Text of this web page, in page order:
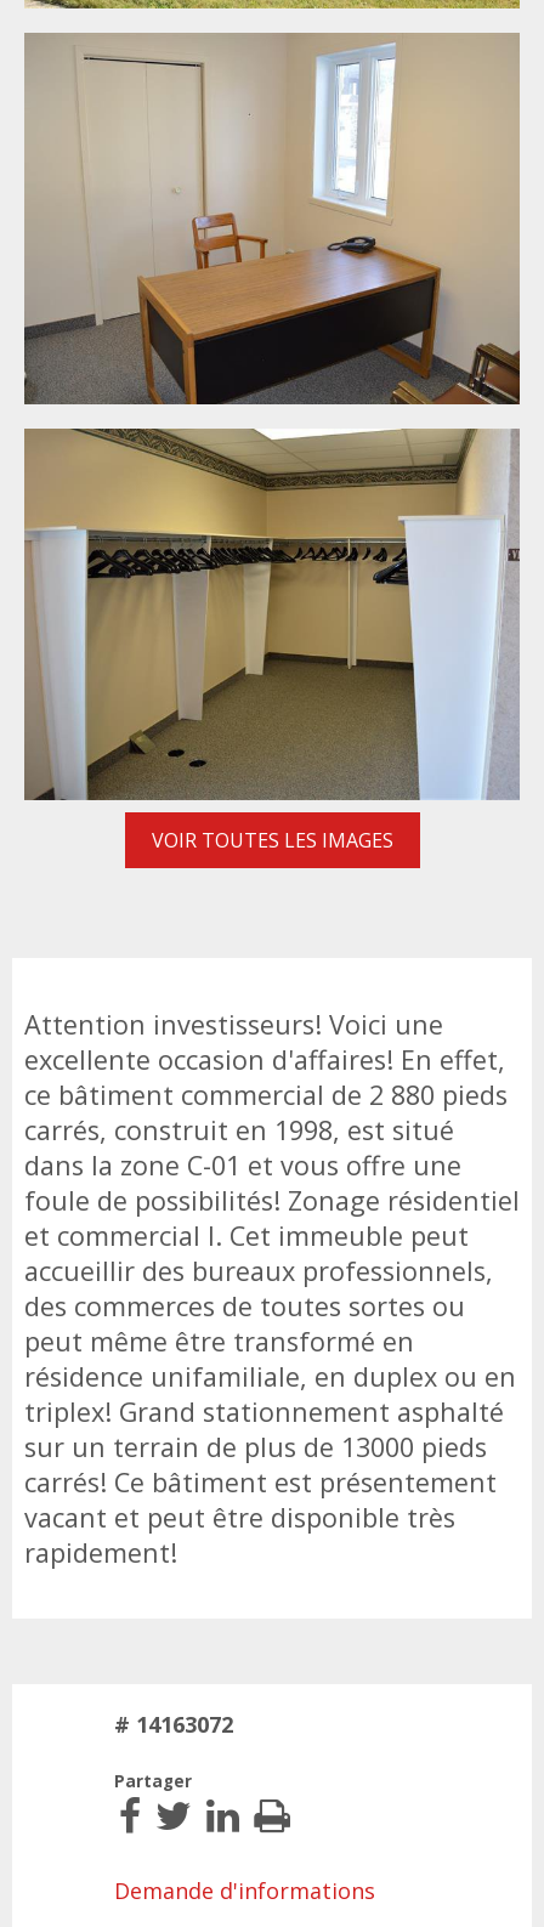
VOIR TOUTES LES IMAGES
Attention investisseurs! Voici une
excellente occasion d'affaires! En effet,
ce bâtiment commercial de 2 880 pieds
carrés, construit en 1998, est situé
dans la zone C-01 et vous offre une
foule de possibilités! Zonage résidentiel
et commercial I. Cet immeuble peut
accueillir des bureaux professionnels,
des commerces de toutes sortes ou
peut même être transformé en
résidence unifamiliale, en duplex ou en
triplex! Grand stationnement asphalté
sur un terrain de plus de 13000 pieds
carrés! Ce bâtiment est présentement
vacant et peut être disponible très
rapidement!
# 14163072
Partager
Demande d'informations